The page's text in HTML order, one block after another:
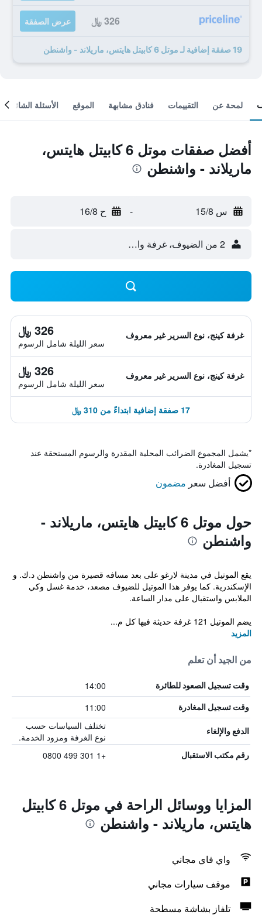
326 ﷼ عرض الصفقة
19 صفقة إضافية لـ موتل 6 كابيتل هايتس، ماريلاند - واشنطن
لمحة عن التقييمات فنادق مشابهة الموقع الأسئلة الشائعة
أفضل صفقات موتل 6 كابيتل هايتس،
ماريلاند - واشنطن
س 15/8 - ح 16/8
2 من الضيوف، غرفة واحدة
غرفة كينج، نوع السرير غير معروف 326 ﷼
سعر الليلة شامل الرسوم
غرفة كينج، نوع السرير غير معروف 326 ﷼
سعر الليلة شامل الرسوم
17 صفقة إضافية ابتداءً من 310 ﷼
*يشمل المجموع الضرائب المحلية المقدرة والرسوم المستحقة عند
تسجيل المغادرة.
أفضل سعر مضمون
حول موتل 6 كابيتل هايتس، ماريلاند -
واشنطن
يقع الموتيل في مدينة لارغو على بعد مسافه قصيرة من واشنطن د.ك. و
الإسكندرية. كما يوفر هذا الموتيل للضيوف مصعد، خدمة غسل وكي
الملابس واستقبال على مدار الساعة.
يضم الموتيل 121 غرفة حديثة فيها كل م...
المزيد
من الجيد أن تعلم
وقت تسجيل الصعود للطائرة 14:00
وقت تسجيل المغادرة 11:00
الدفع والإلغاء
تختلف السياسات حسب
نوع الغرفة ومزود الخدمة.
رقم مكتب الاستقبال +1 301 499 0800
المزايا ووسائل الراحة في موتل 6 كابيتل
هايتس، ماريلاند - واشنطن
واي فاي مجاني
موقف سيارات مجاني
تلفاز بشاشة مسطحة